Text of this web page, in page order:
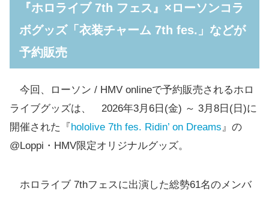
『ホロライブ 7th フェス』×ローソンコラ
ボグッズ「衣装チャーム 7th fes.」などが
予約販売
今回、ローソン / HMV onlineで予約販売されるホロ
ライブグッズは、 2026年3月6日(金) ～ 3月8日(日)に
開催された『hololive 7th fes. Ridin’ on Dreams』の
@Loppi・HMV限定オリジナルグッズ。
ホロライブ 7thフェスに出演した総勢61名のメンバ